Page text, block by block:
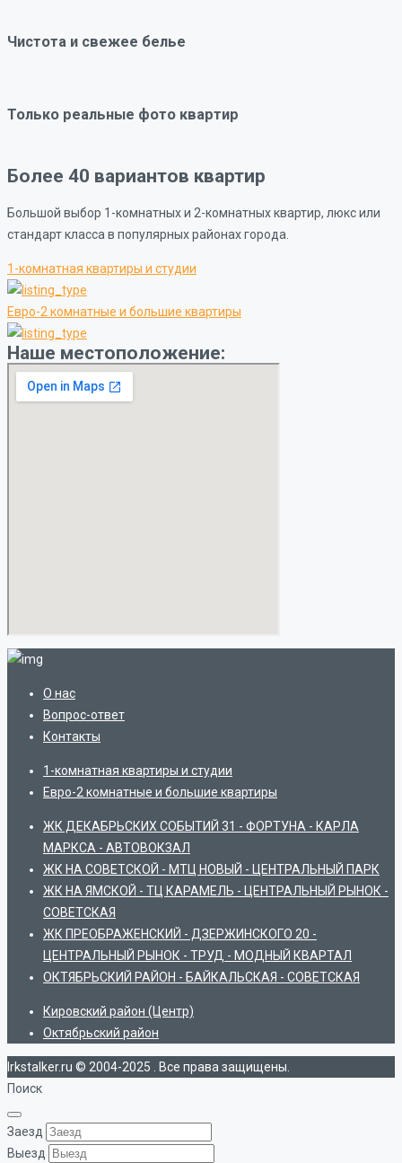
Чистота и свежее белье
Только реальные фото квартир
Более 40 вариантов квартир
Большой выбор 1-комнатных и 2-комнатных квартир, люкс или
стандарт класса в популярных районах города.
1-комнатная квартиры и студии
Евро-2 комнатные и большие квартиры
Наше местоположение:
О нас
Вопрос-ответ
Контакты
1-комнатная квартиры и студии
Евро-2 комнатные и большие квартиры
ЖК ДЕКАБРЬСКИХ СОБЫТИЙ 31 - ФОРТУНА - КАРЛА
МАРКСА - АВТОВОКЗАЛ
ЖК НА СОВЕТСКОЙ - МТЦ НОВЫЙ - ЦЕНТРАЛЬНЫЙ ПАРК
ЖК НА ЯМСКОЙ - ТЦ КАРАМЕЛЬ - ЦЕНТРАЛЬНЫЙ РЫНОК -
СОВЕТСКАЯ
ЖК ПРЕОБРАЖЕНСКИЙ - ДЗЕРЖИНСКОГО 20 -
ЦЕНТРАЛЬНЫЙ РЫНОК - ТРУД - МОДНЫЙ КВАРТАЛ
ОКТЯБРЬСКИЙ РАЙОН - БАЙКАЛЬСКАЯ - СОВЕТСКАЯ
Кировский район (Центр)
Октябрьский район
Irkstalker.ru © 2004-2025 . Все права защищены.
Поиск
Заезд
Выезд